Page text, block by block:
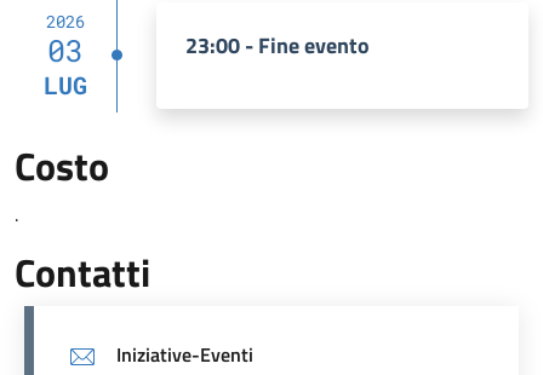
2026
03
LUG
23:00 - Fine evento
Costo
.
Contatti
Iniziative-Eventi